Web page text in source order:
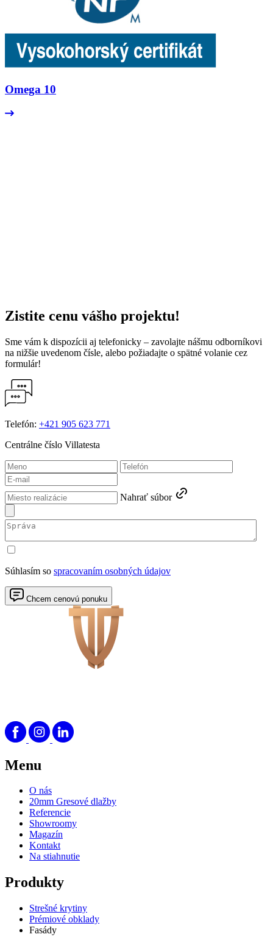
Omega 10
Zistite cenu vášho projektu!
Sme vám k dispozícii aj telefonicky – zavolajte nášmu odborníkovi
na nižšie uvedenom čísle, alebo požiadajte o spätné volanie cez
formulár!
Telefón: +421 905 623 771
Centrálne číslo Villatesta
Nahrať súbor
Súhlasím so spracovaním osobných údajov
Chcem cenovú ponuku
Menu
O nás
20mm Gresové dlažby
Referencie
Showroomy
Magazín
Kontakt
Na stiahnutie
Produkty
Strešné krytiny
Prémiové obklady
Fasády